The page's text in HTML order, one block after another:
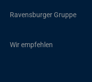
Ravensburger Gruppe
Wir empfehlen